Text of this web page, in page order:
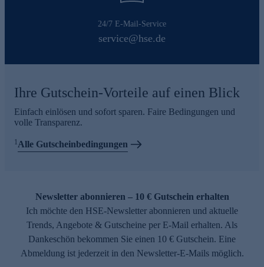
24/7 E-Mail-Service
service@hse.de
Ihre Gutschein-Vorteile auf einen Blick
Einfach einlösen und sofort sparen. Faire Bedingungen und
volle Transparenz.
1Alle Gutscheinbedingungen
Newsletter abonnieren – 10 € Gutschein erhalten
Ich möchte den HSE-Newsletter abonnieren und aktuelle
Trends, Angebote & Gutscheine per E-Mail erhalten. Als
Dankeschön bekommen Sie einen 10 € Gutschein. Eine
Abmeldung ist jederzeit in den Newsletter-E-Mails möglich.